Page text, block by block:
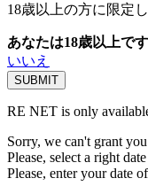
18歳以上の方に限定
あなたは18歳以上で
いいえ
RE NET is only
Sorry, we can't grant
Please, select a right
Please, enter your date